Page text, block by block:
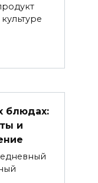
блюдах:
и